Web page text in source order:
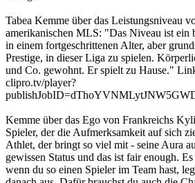
Tabea Kemme über das Leistungsniveau
amerikanischen MLS: "Das Niveau ist ein
in einem fortgeschrittenen Alter, aber
Prestige, in dieser Liga zu spielen.
und Co. gewohnt. Er spielt zu Hause."
clipro.tv/player?
Kemme über das Ego von Frankreichs
Spieler, der die Aufmerksamkeit auf sich
Athlet, der bringt so viel mit - seine Aura
gewissen Status und das ist fair enough.
wenn du so einen Spieler im Team hast,